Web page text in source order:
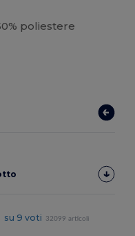
poliestere
su 9 voti
32099 articoli